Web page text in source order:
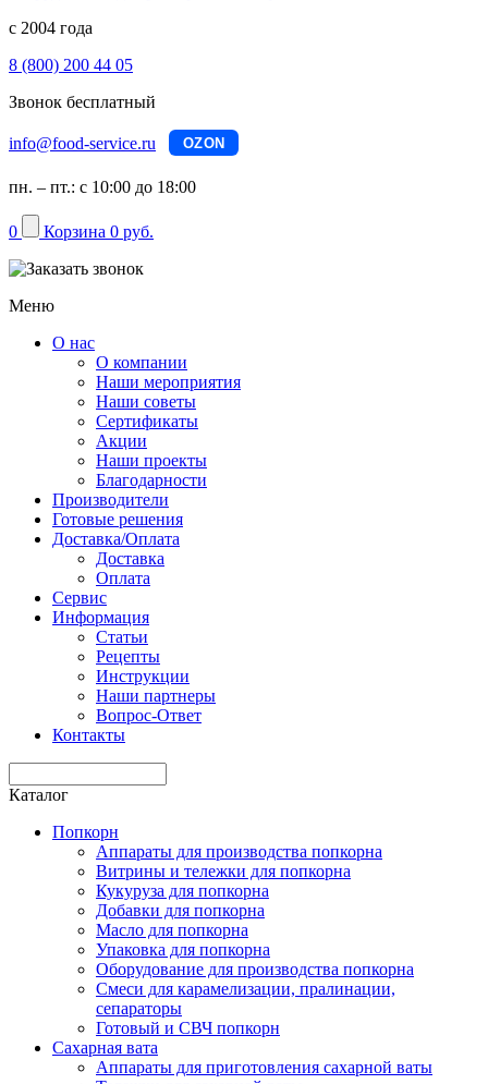
с 2004 года
8 (800) 200 44 05
Звонок бесплатный
info@food-service.ru OZON
пн. – пт.: с 10:00 до 18:00
0 Корзина 0 руб.
Меню
О нас
О компании
Наши мероприятия
Наши советы
Сертификаты
Акции
Наши проекты
Благодарности
Производители
Готовые решения
Доставка/Оплата
Доставка
Оплата
Сервис
Информация
Статьи
Рецепты
Инструкции
Наши партнеры
Вопрос-Ответ
Контакты
Каталог
Попкорн
Аппараты для производства попкорна
Витрины и тележки для попкорна
Кукуруза для попкорна
Добавки для попкорна
Масло для попкорна
Упаковка для попкорна
Оборудование для производства попкорна
Смеси для карамелизации, пралинации,
сепараторы
Готовый и СВЧ попкорн
Сахарная вата
Аппараты для приготовления сахарной ваты